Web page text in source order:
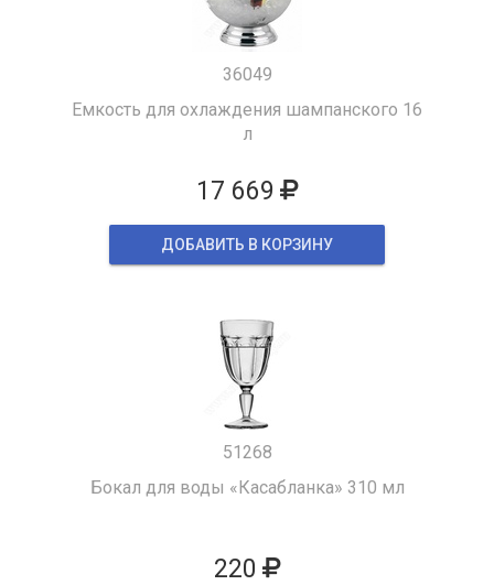
36049
Емкость для охлаждения шампанского 16
л
17 669
ДОБАВИТЬ В КОРЗИНУ
51268
Бокал для воды «Касабланка» 310 мл
220